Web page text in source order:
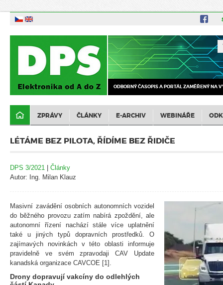
ODBORNÝ ČASOPIS A PORTÁL ZAMĚŘENÝ NA
ZPRÁVY ČLÁNKY E-ARCHIV WEBINÁŘE
LÉTÁME BEZ PILOTA, ŘÍDÍME BEZ ŘIDIČE
DPS 3/2021 | Články
Autor: Ing. Milan Klauz
Masivní zavádění osobních autonomních vozidel
do běžného provozu zatím nabírá zpoždění, ale
autonomní řízení nachází stále více uplatnění
také u jiných typů dopravních prostředků. O
zajímavých novinkách v této oblasti informuje
pravidelně ve svém zpravodaji CAV Update
kanadská organizace CAVCOE [1].
Drony dopravují vakcíny do odlehlých